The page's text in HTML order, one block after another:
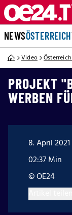
NEWSÖSTERREICH
Video
PROJEKT
WERBEN
8. April
02:37 Min
© OE24